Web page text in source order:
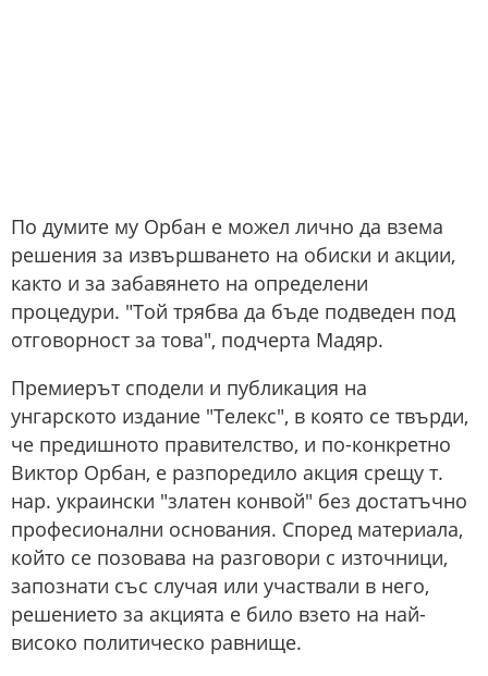
По думите му Орбан е можел лично да взема
решения за извършването на обиски и акции,
както и за забавянето на определени
процедури. "Той трябва да бъде подведен под
отговорност за това", подчерта Мадяр.
Премиерът сподели и публикация на
унгарското издание "Телекс", в която се твърди,
че предишното правителство, и по-конкретно
Виктор Орбан, е разпоредило акция срещу т.
нар. украински "златен конвой" без достатъчно
професионални основания. Според материала,
който се позовава на разговори с източници,
запознати със случая или участвали в него,
решението за акцията е било взето на най-
високо политическо равнище.